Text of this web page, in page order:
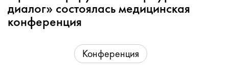
диалог» состоялась медицинская
конференция
Конференция